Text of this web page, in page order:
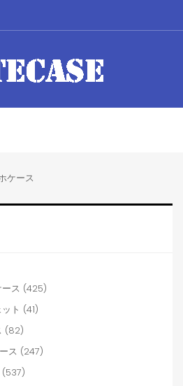
ケース
ース (425)
ト (41)
(82)
ス (247)
(537)